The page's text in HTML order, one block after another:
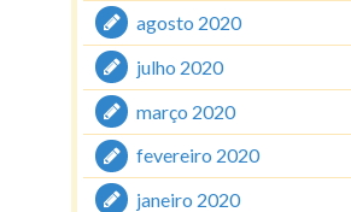
agosto 2020
julho 2020
março 2020
fevereiro 2020
janeiro 2020